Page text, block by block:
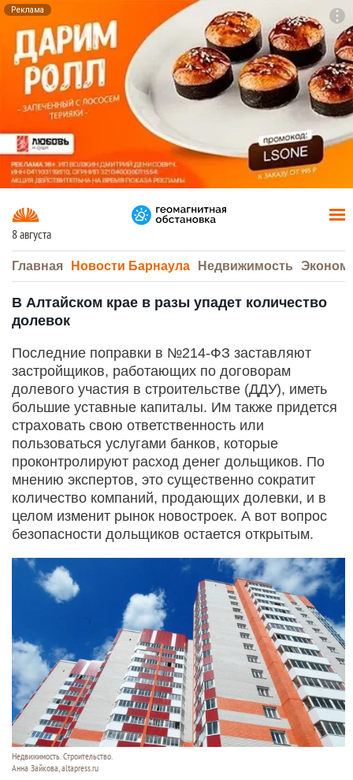
Реклама
8 августа
Главная Новости Барнаула Недвижимость
В Алтайском крае в разы упадет количество
долевок
Последние поправки в №214-ФЗ заставляют
застройщиков, работающих по договорам
долевого участия в строительстве (ДДУ), иметь
большие уставные капиталы. Им также придется
страховать свою ответственность или
пользоваться услугами банков, которые
проконтролируют расход денег дольщиков. По
мнению экспертов, это существенно сократит
количество компаний, продающих долевки, и в
целом изменит рынок новостроек. А вот вопрос
безопасности дольщиков остается открытым.
Недвижимость. Строительство.
Анна Зайкова, altapress.ru